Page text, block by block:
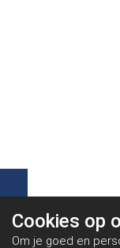
Cookies op
Om je goed en